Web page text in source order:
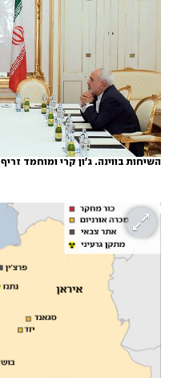
השיחות בווינה. ג'ון קרי ומוחמד זריף